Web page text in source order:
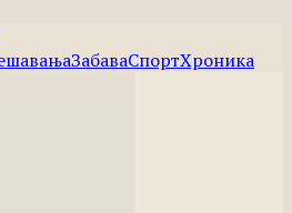
ЗабаваСпортХроника